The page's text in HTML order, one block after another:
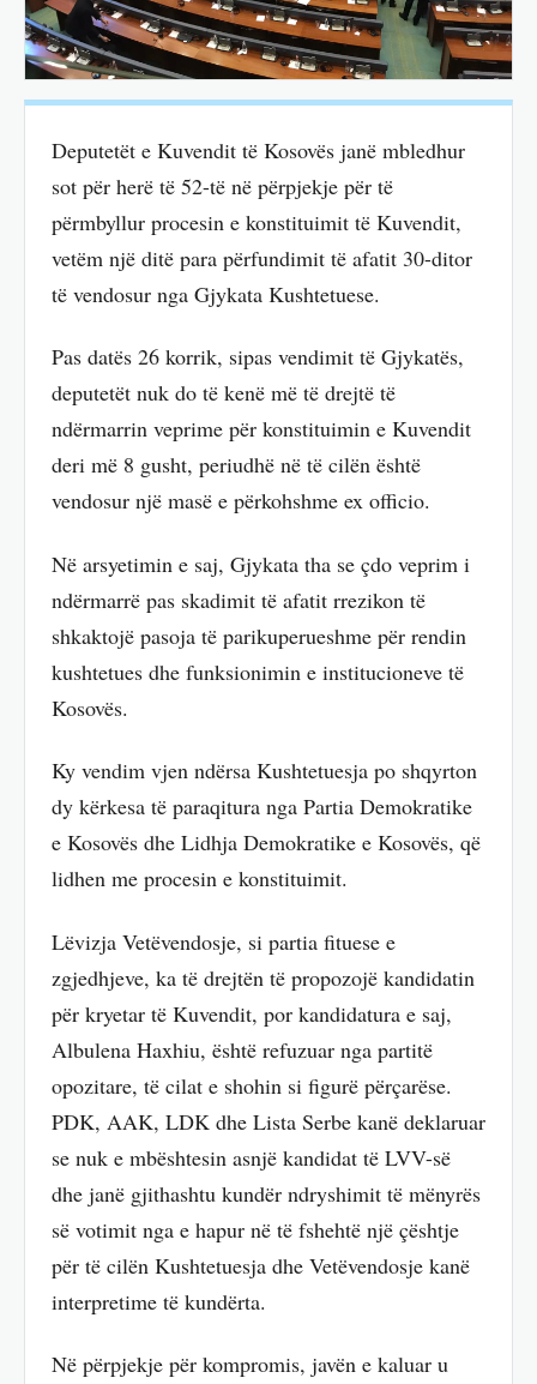
Deputetët e Kuvendit të Kosovës janë mbledhur
sot për herë të 52-të në përpjekje për të
përmbyllur procesin e konstituimit të Kuvendit,
vetëm një ditë para përfundimit të afatit 30-ditor
të vendosur nga Gjykata Kushtetuese.
Pas datës 26 korrik, sipas vendimit të Gjykatës,
deputetët nuk do të kenë më të drejtë të
ndërmarrin veprime për konstituimin e Kuvendit
deri më 8 gusht, periudhë në të cilën është
vendosur një masë e përkohshme ex officio.
Në arsyetimin e saj, Gjykata tha se çdo veprim i
ndërmarrë pas skadimit të afatit rrezikon të
shkaktojë pasoja të parikuperueshme për rendin
kushtetues dhe funksionimin e institucioneve të
Kosovës.
Ky vendim vjen ndërsa Kushtetuesja po shqyrton
dy kërkesa të paraqitura nga Partia Demokratike
e Kosovës dhe Lidhja Demokratike e Kosovës, që
lidhen me procesin e konstituimit.
Lëvizja Vetëvendosje, si partia fituese e
zgjedhjeve, ka të drejtën të propozojë kandidatin
për kryetar të Kuvendit, por kandidatura e saj,
Albulena Haxhiu, është refuzuar nga partitë
opozitare, të cilat e shohin si figurë përçarëse.
PDK, AAK, LDK dhe Lista Serbe kanë deklaruar
se nuk e mbështesin asnjë kandidat të LVV-së
dhe janë gjithashtu kundër ndryshimit të mënyrës
së votimit nga e hapur në të fshehtë një çështje
për të cilën Kushtetuesja dhe Vetëvendosje kanë
interpretime të kundërta.
Në përpjekje për kompromis, javën e kaluar u